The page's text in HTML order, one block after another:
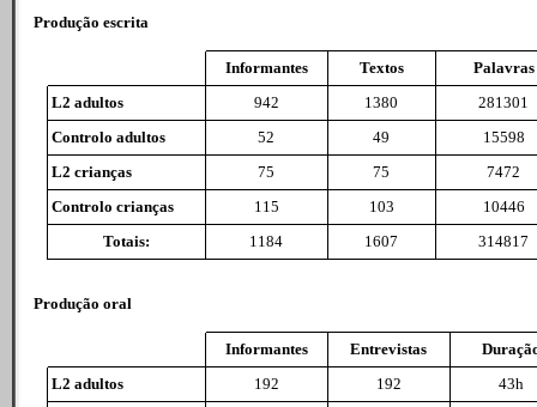
Produção escrita
Informantes Textos
Palavras
L2 adultos
942 1380
281301
Controlo adultos
52 49
15598
L2 crianças
75 75
7472
Controlo crianças
115 103
10446
Totais:
1184 1607 314817
Produção oral
Informantes Entrevistas
L2 adultos
192 192
43h